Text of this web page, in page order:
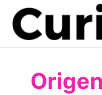
Saltar
contenido